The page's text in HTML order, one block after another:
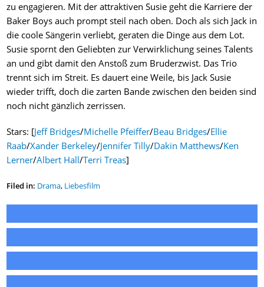
zu engagieren. Mit der attraktiven Susie geht die Karriere der
Baker Boys auch prompt steil nach oben. Doch als sich Jack in
die coole Sängerin verliebt, geraten die Dinge aus dem Lot.
Susie spornt den Geliebten zur Verwirklichung seines Talents
an und gibt damit den Anstoß zum Bruderzwist. Das Trio
trennt sich im Streit. Es dauert eine Weile, bis Jack Susie
wieder trifft, doch die zarten Bande zwischen den beiden sind
noch nicht gänzlich zerrissen.
Stars: [Jeff Bridges/Michelle Pfeiffer/Beau Bridges/Ellie
Raab/Xander Berkeley/Jennifer Tilly/Dakin Matthews/Ken
Lerner/Albert Hall/Terri Treas]
Filed in: Drama, Liebesfilm